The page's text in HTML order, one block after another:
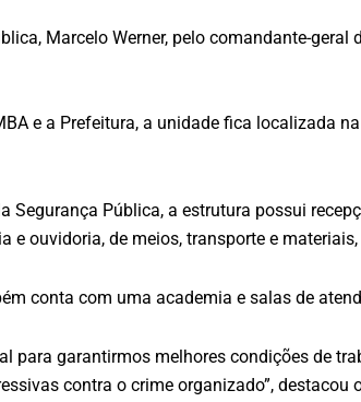
Marcelo Werner, pelo comandante-
e a Prefeitura, a unidade fica localizada
Segurança Pública, a estrutura possui
e ouvidoria, de meios, transporte e
conta com uma academia e salas de
para garantirmos melhores condições de
contra o crime organizado”, destacou